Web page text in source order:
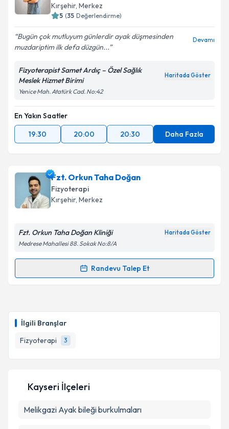
İlgili Branşlar
Fizyoterapi
3
Kişisel verilerimin işlenmesine ilişkinAydınlatma
Metni'ni okudum ve kişisel verilerimin belirtilen
Takvim Talebini Gönder
Kırşehir, Merkez
5 (35 Değerlendirme)
Bugün çok mutluyum günlerdir ayak düşmesinden
muzdariptim ilk defa düzgün...
Devamı
Fizyoterapist Samet Ardıç – Özel Sağlık
Meslek Hizmet Birimi
Haritada Göster
Yenice Mah. Atatürk Cad. No:42
En Yakın Saatler
19:30
20:00 20:30 Daha Fazla
Fzt. Orkun Taha Doğan
Fizyoterapi
Kırşehir, Merkez
Fzt. Orkun Taha Doğan Kliniği Haritada Göster
Medrese Mahallesi 88. Sokak No:8/A
Randevu Talep Et
Randevu Takvimi Talebi
takvim hazırlandığında e-posta ile bilgilendireceğiz.
E-posta Adresiniz
Metni'ni okudum ve kişisel verilerimin belirtilen
Kayseri İlçeleri
Melikgazi Ayak bileği burkulmaları